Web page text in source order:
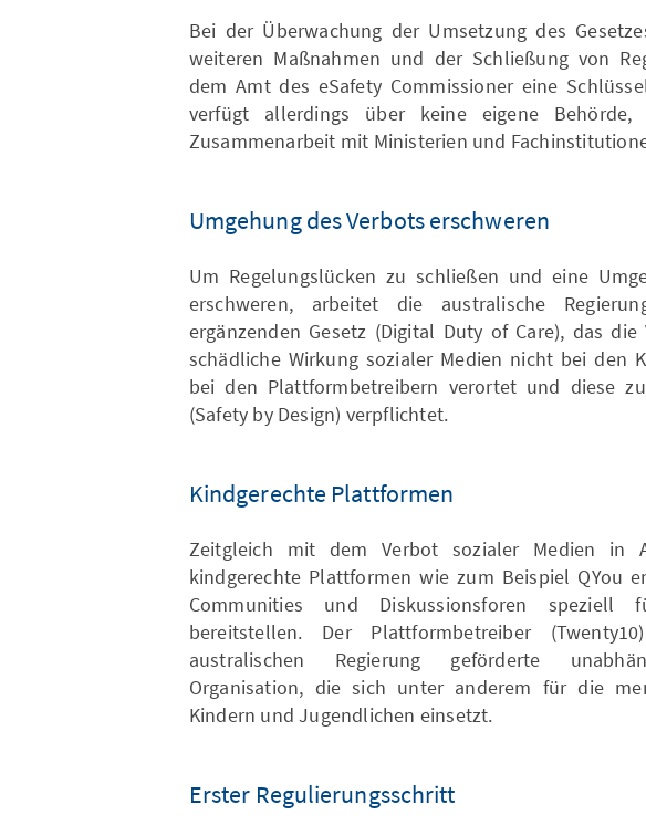
Bei der Überwachung der Umsetzung des
weiteren Maßnahmen und der Schließung von
dem Amt des eSafety Commissioner eine
verfügt allerdings über keine eigene
Zusammenarbeit mit Ministerien und
Umgehung des Verbots erschweren
Um Regelungslücken zu schließen und eine
erschweren, arbeitet die australische
ergänzenden Gesetz (Digital Duty of Care), das
schädliche Wirkung sozialer Medien nicht bei den
bei den Plattformbetreibern verortet und diese
(Safety by Design) verpflichtet.
Kindgerechte Plattformen
Zeitgleich mit dem Verbot sozialer Medien in
kindgerechte Plattformen wie zum Beispiel QYou
Communities und Diskussionsforen speziell
bereitstellen. Der Plattformbetreiber
australischen Regierung geförderte
Organisation, die sich unter anderem für die
Kindern und Jugendlichen einsetzt.
Erster Regulierungsschritt